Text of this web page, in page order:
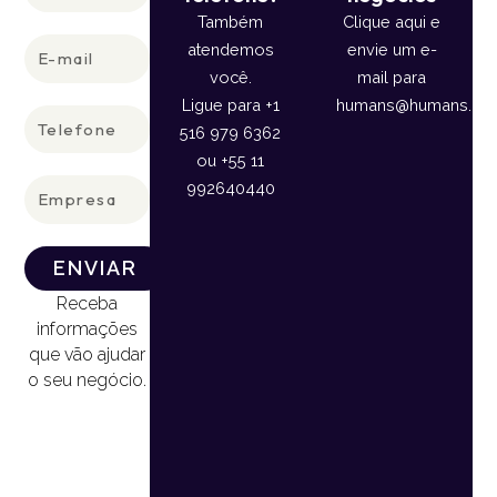
ENVIAR
Receba
informações
que vão ajudar
o seu negócio.
Também
atendemos
você.
Ligue para +1
516 979 6362
ou +55 11
992640440
Clique aqui e
envie um e-
mail para